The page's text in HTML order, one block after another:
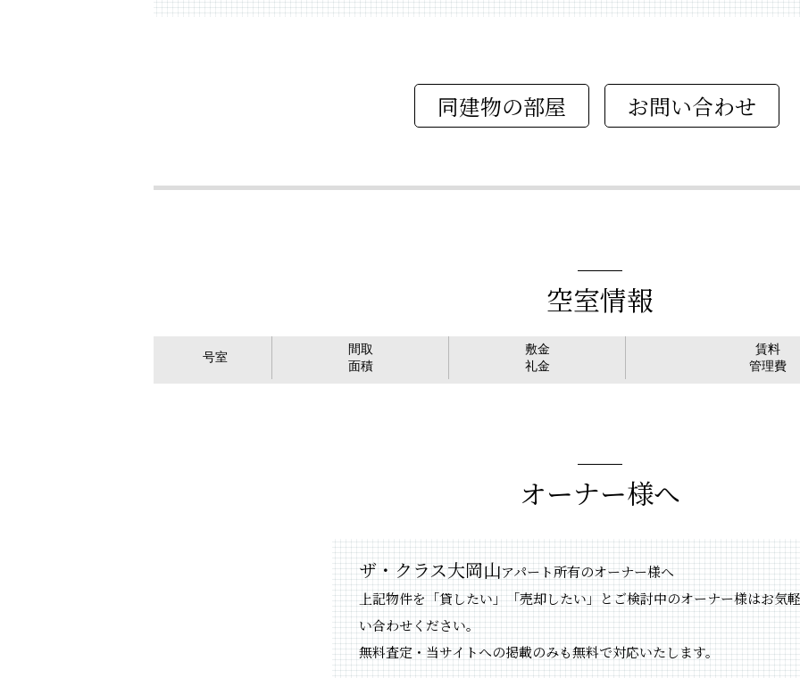
同建物の部屋
空室情報
号室
間取
面積
敷金
礼金
賃料
管理費
オーナー様へ
ザ・クラス大岡山アパート所有のオーナー様へ
上記物件を「貸したい」「売却したい」とご検討中のオーナー様はお気
い合わせください。
無料査定・当サイトへの掲載のみも無料で対応いたします。